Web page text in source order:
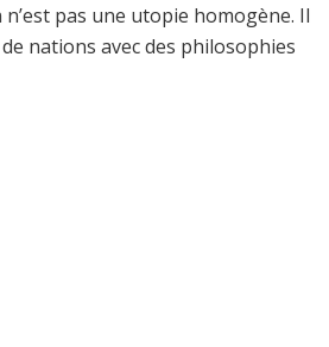
pas une utopie homogène. Il
nations avec des philosophies